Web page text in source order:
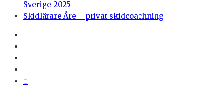
Sverige 2025
Skidlärare Åre – privat skidcoachning
0